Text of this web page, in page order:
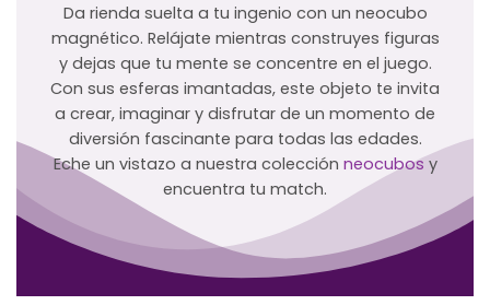
Da rienda suelta a tu ingenio con un neocubo
magnético. Relájate mientras construyes figuras
y dejas que tu mente se concentre en el juego.
Con sus esferas imantadas, este objeto te invita
a crear, imaginar y disfrutar de un momento de
diversión fascinante para todas las edades.
Eche un vistazo a nuestra colección neocubosy
encuentra tu match.